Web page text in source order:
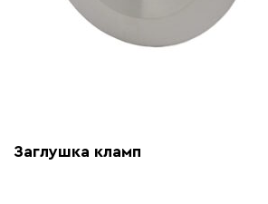
Заглушка кламп